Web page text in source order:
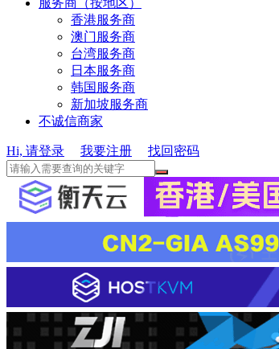
服务商（按地区）
香港服务商
澳门服务商
台湾服务商
日本服务商
韩国服务商
新加坡服务商
不诚信商家
Hi, 请登录 我要注册 找回密码